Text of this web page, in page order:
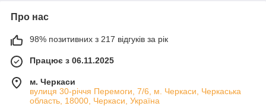
Про нас
98% позитивних з 217 відгуків за рік
Працює з 06.11.2025
м. Черкаси
вулиця 30-річчя Перемоги, 7/6, м. Черкаси, Черкаська
область, 18000, Черкаси, Україна